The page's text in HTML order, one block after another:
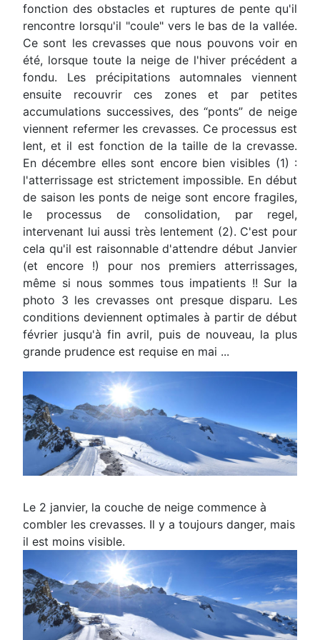
fonction des obstacles et ruptures de pente qu'il
rencontre lorsqu'il "coule" vers le bas de la vallée.
Ce sont les crevasses que nous pouvons voir en
été, lorsque toute la neige de l'hiver précédent a
fondu.
Les précipitations automnales viennent
ensuite recouvrir ces zones et par petites
accumulations successives, des “ponts” de neige
viennent refermer les crevasses. Ce processus est
lent, et il est fonction de la taille de la crevasse.
En décembre elles sont encore bien visibles (1) :
l'atterrissage est strictement impossible. En début
de saison les ponts de neige sont encore fragiles,
le processus de consolidation, par regel,
intervenant lui aussi très lentement (2). C'est pour
cela qu'il est raisonnable d'attendre début Janvier
(et encore !) pour nos premiers atterrissages,
même si nous sommes tous impatients !! Sur la
photo 3 les crevasses ont presque disparu. Les
conditions deviennent optimales à partir de début
février jusqu'à fin avril, puis de nouveau, la plus
grande prudence est requise en mai ...
Le 2 janvier, la couche de neige commence à
combler les crevasses. Il y a toujours danger, mais
il est moins visible.